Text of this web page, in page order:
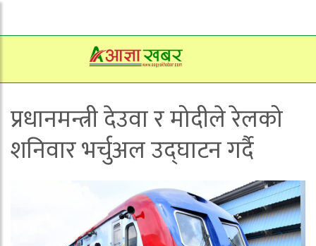
प्रधानमन्त्री देउवा र मोदीले रेलको
शनिवार भर्चुअल उद्घाटन गर्दै